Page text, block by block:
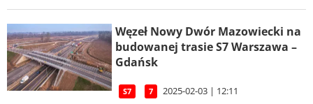
Węzeł Nowy Dwór Mazowiecki na
budowanej trasie S7 Warszawa –
Gdańsk
S7 7 2025-02-03 | 12:11